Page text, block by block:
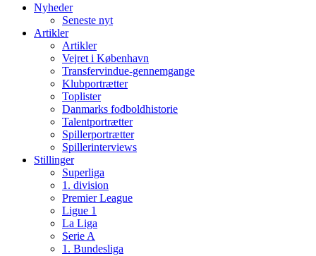
Nyheder
Seneste nyt
Artikler
Artikler
Vejret i København
Transfervindue-gennemgange
Klubportrætter
Toplister
Danmarks fodboldhistorie
Talentportrætter
Spillerportrætter
Spillerinterviews
Stillinger
Superliga
1. division
Premier League
Ligue 1
La Liga
Serie A
1. Bundesliga